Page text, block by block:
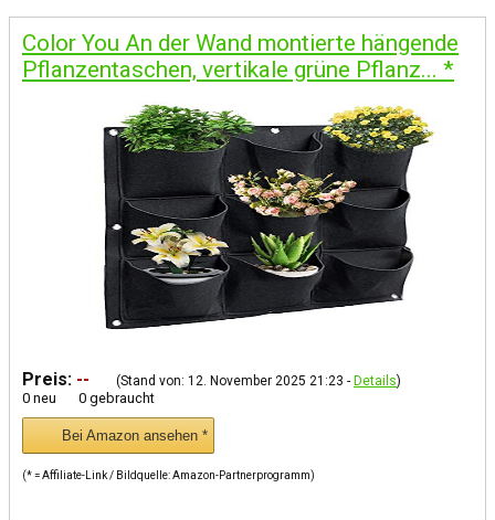
Color You An der Wand montierte hängende
Pflanzentaschen, vertikale grüne Pflanz... *
Preis: -- (Stand von: 12. November 2025 21:23 - Details)
0 neu 0 gebraucht
Bei Amazon ansehen *
(* = Affiliate-Link / Bildquelle: Amazon-Partnerprogramm)